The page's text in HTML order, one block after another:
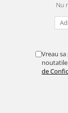
Nu
Vreau
de